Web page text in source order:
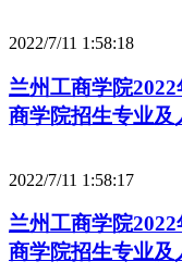
2022/7/11 1:58:18
兰州工商学院
商学院招生专业及
2022/7/11 1:58:17
兰州工商学院
商学院招生专业及